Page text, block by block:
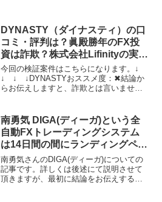
DYNASTY（ダイナスティ）の口
コミ・評判は？眞殿勝年のFX投
資は詐欺？株式会社Lifinityの実態
を徹底調査
今回の検証案件はこちらになります。↓
↓ ↓ ↓DYNASTYおススメ度：✖結論か
らお伝えしますと、詐欺とは言いません
しております。 執筆：監修者 山口 大輔
大学卒業...
南勇気 DIGA(ディーガ)という全
自動FXトレーディングシステム
は14日間の間にランディングペー
ジが沢山送られてくる。
南勇気さんのDIGA(ディーガ)についての
記事です。詳しくは後述にて説明させて
頂きますが、最初に結論をお伝えすると